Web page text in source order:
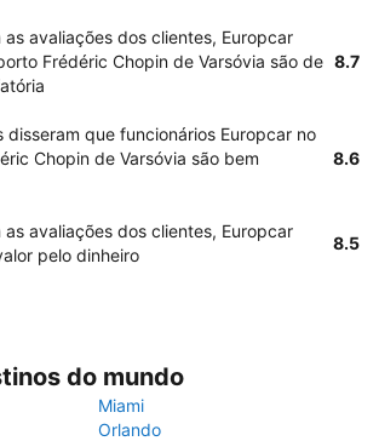
as avaliações dos clientes, Europcar
Frédéric Chopin de Varsóvia são de 8.7
disseram que funcionários Europcar no
Chopin de Varsóvia são bem
8.6
as avaliações dos clientes, Europcar
pelo dinheiro
8.5
do mundo
Miami
Orlando